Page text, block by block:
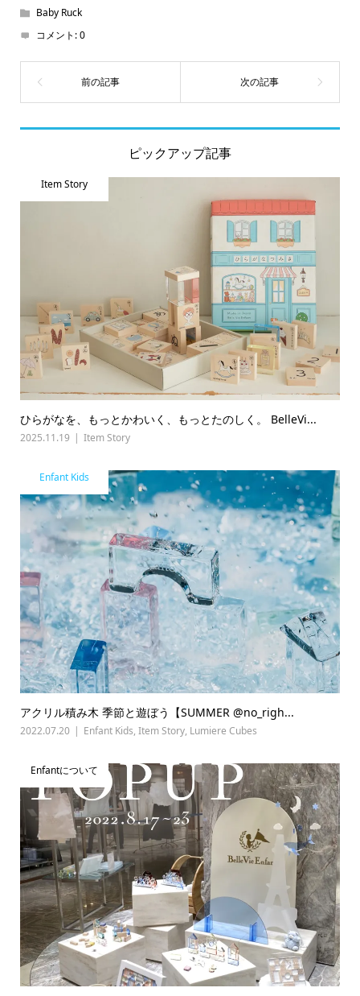
Baby Ruck
コメント:0
ピックアップ記事
Item Story
ひらがなを、もっとかわいく、もっとたのしく。 BelleVi...
2025.11.19 Item Story
Enfant Kids
アクリル積み木 季節と遊ぼう【SUMMER @no_righ...
2022.07.20 Enfant Kids, Item Story, Lumiere Cubes
Enfantについて